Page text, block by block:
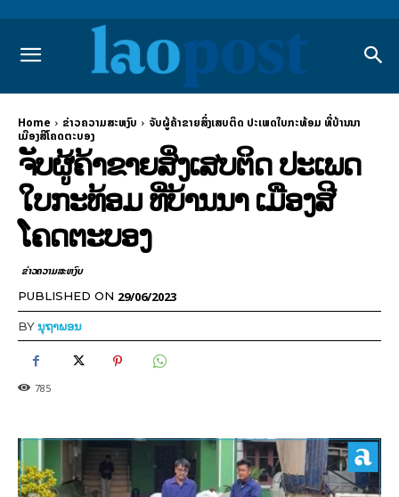
Home ຂ່າວຄວາມສະຫງົບ
ຈັບຜູ້ຄ້າຂາຍສິ່ງເສບຕິດ ປະເພດໃບກະທ້ອມ ທີ່ບ້ານນາ
ເມືອງສີໂຄດຕະບອງ
ຈັບຜູ້ຄ້າຂາຍສິ່ງເສບຕິດ ປະເພດ
ໃບກະທ້ອມ ທີ່ບ້ານນາ ເມືອງສີ
ໂຄດຕະບອງ
ຂ່າວຄວາມສະຫງົບ
PUBLISHED ON 29/06/2023
BYນຸຖາພອນ
785